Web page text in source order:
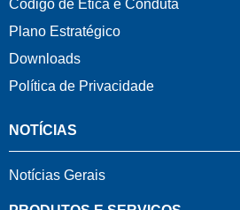
Código de Ética e Conduta
Plano Estratégico
Downloads
Política de Privacidade
NOTÍCIAS
Notícias Gerais